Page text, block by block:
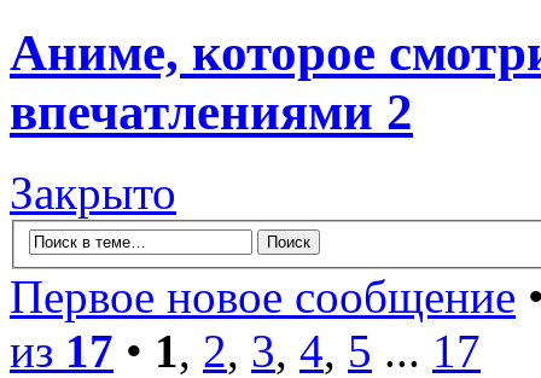
Аниме, которое
впечатлениями 2
Закрыто
Первое новое сообщение
из 17 • 1, 2, 3, 4, 5 ... 17